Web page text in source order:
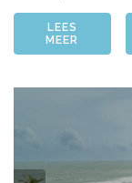
LEES
MEER